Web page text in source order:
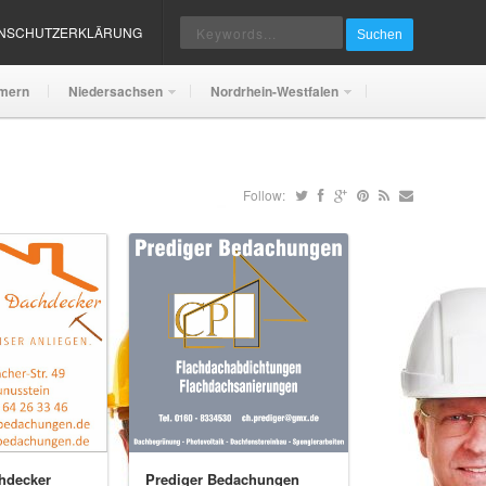
Suchen
Niedersachsen Nordrhein-Westfalen
Follow:
Prediger Bedachungen